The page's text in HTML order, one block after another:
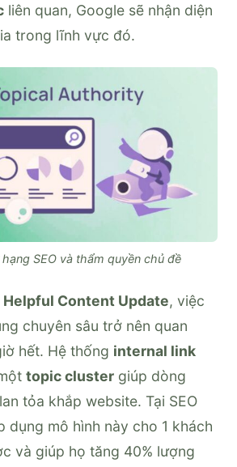
liên quan, Google sẽ nhận diện
trong lĩnh vực đó.
SEO và thẩm quyền chủ đề
Helpful Content Update, việc
chuyên sâu trở nên quan
hết. Hệ thống internal link
topic cluster giúp dòng
tỏa khắp website. Tại SEO
dụng mô hình này cho 1 khách
và giúp họ tăng 40% lượng